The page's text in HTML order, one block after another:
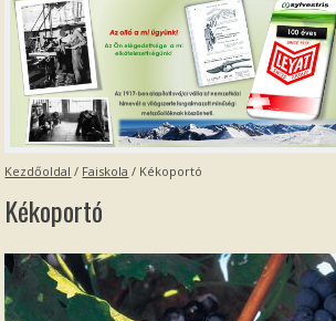
Viszonteladóknak Partnereink Kapcsolat
Kezdőoldal / Faiskola / Kékoportó
Kékoportó